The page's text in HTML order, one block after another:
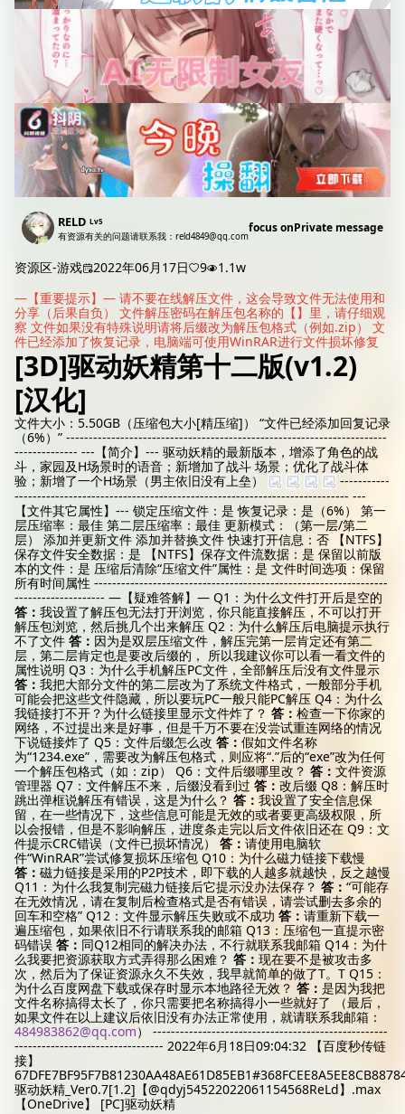
RELD Lv5
有资源有关的问题请联系我：reld4849@qq.com
focus onPrivate message
资源区-游戏 2022年06月17日 9
1.1w
—【重要提示】— 请不要在线解压文件，这会导致文件无法使用和
分享（后果自负）
文件解压密码在解压包名称的【】里，请仔细观
察 文件如果没有特殊说明请将后缀改为解压包格式（例如.zip）
文
件已经添加了恢复记录，电脑端可使用WinRAR进行文件损坏修复
[3D]驱动妖精第十二版(v1.2)
[汉化]
文件大小：5.50GB（压缩包大小[精压缩]） “文件已经添加回复记录
（6%）” -----------------------------------------------------------------------
-------------- ---【简介】--- 驱动妖精的最新版本，增添了角色的战
斗，家园及H场景时的语音；新增加了战斗 场景；优化了战斗体
验；新增了一个H场景（男主依旧没有上垒）
-----------
-------------------------------------------------------------------------- ---
【文件其它属性】--- 锁定压缩文件：是 恢复记录：是（6%） 第一
层压缩率：最佳 第二层压缩率：最佳 更新模式：（第一层/第二
层） 添加并更新文件 添加并替换文件 快速打开信息：否 【NTFS】
保存文件安全数据：是 【NTFS】保存文件流数据：是 保留以前版
本的文件：是 压缩后清除“压缩文件”属性：是 文件时间选项：保留
所有时间属性 -----------------------------------------------------------------
-------------------- —【疑难答解】— Q1：为什么文件打开后是空的
答： 我设置了解压包无法打开浏览，你只能直接解压，不可以打开
解压包浏览，然后挑几个出来解压 Q2：为什么解压后电脑提示执行
不了文件 答： 因为是双层压缩文件，解压完第一层肯定还有第二
层，第二层肯定也是要改后缀的， 所以我建议你可以看一看文件的
属性说明 Q3：为什么手机解压PC文件，全部解压后没有文件显示
答： 我把大部分文件的第二层改为了系统文件格式，一般部分手机
可能会把这些文件隐藏，所以要玩PC一般只能PC解压 Q4：为什么
我链接打不开？为什么链接里显示文件炸了？ 答： 检查一下你家的
网络，不过提出来是好事，但是千万不要在没尝试重连网络的情况
下说链接炸了 Q5：文件后缀怎么改 答： 假如文件名称
为“1234.exe”，需要改为解压包格式，则应将“.”后的“exe”改为任何
一个解压包格式（如：zip） Q6：文件后缀哪里改？ 答： 文件资源
管理器 Q7：文件解压不来，后缀没看到过 答： 改后缀 Q8：解压时
跳出弹框说解压有错误，这是为什么？ 答： 我设置了安全信息保
留，在一些情况下，这些信息可能是无效的或者要更高级权限，所
以会报错，但是不影响解压，进度条走完以后文件依旧还在 Q9：文
件提示CRC错误（文件已损坏情况） 答： 请使用电脑软
件“WinRAR”尝试修复损坏压缩包 Q10：为什么磁力链接下载慢
答： 磁力链接是采用的P2P技术，即下载的人越多就越快，反之越慢
Q11：为什么我复制完磁力链接后它提示没办法保存？ 答： “可能存
在无效情况，请在复制后检查格式是否有错误，请尝试删去多余的
回车和空格” Q12：文件显示解压失败或不成功 答： 请重新下载一
遍压缩包，如果依旧不行请联系我的邮箱 Q13：压缩包一直提示密
码错误 答： 同Q12相同的解决办法，不行就联系我邮箱 Q14：为什
么我要把资源获取方式弄得那么困难？ 答： 现在要不是被攻击多
次，然后为了保证资源永久不失效，我早就简单的做了T。T Q15：
为什么百度网盘下载或保存时显示本地路径无效？ 答： 是因为我把
文件名称搞得太长了，你只需要把名称搞得小一些就好了 （最后，
如果文件在以上建议后依旧没有办法正常使用，就请联系我邮箱：
484983862@qq.com） ----------------------------------------------------
--------------------------------- 2022年6月18日09:04:32 【百度秒传链
接】
驱动妖精_Ver0.7[1.2]【@qdyj54522022061154568ReLd】.max
【OneDrive】 [PC]驱动妖精